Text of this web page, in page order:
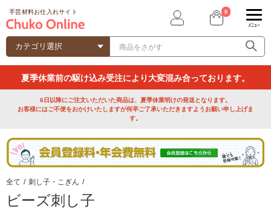
手芸材料お仕入れサイト 0
ﾒﾆｭｰ
夏季休業前の駆け込み受注により大変混み合っております。
6日以降にご注文いただいた商品は、夏季休業明けの発送となります。
お客様にはご不便をおかけいたしますが何卒ご了承いただきますようお願い申し上げま
す。
全て / 刺し子・こぎん /
ビーズ刺し子